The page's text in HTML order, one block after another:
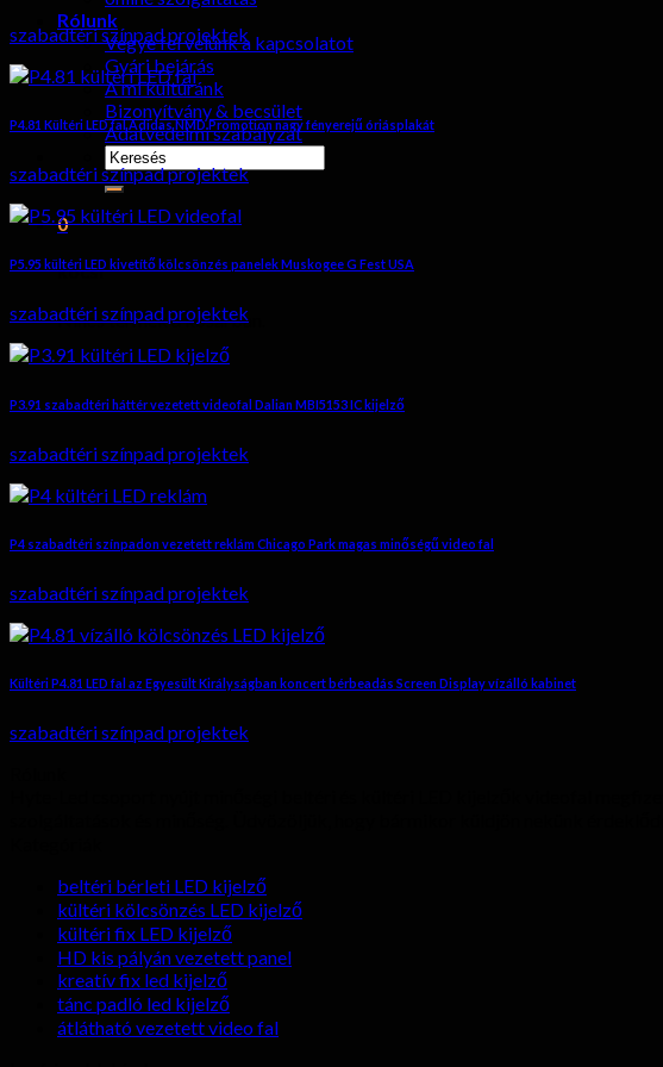
Rólunk
Vegye fel velünk a kapcsolatot
Gyári bejárás
A mi kultúránk
Bizonyítvány & becsület
Adatvédelmi szabályzat
keresése:
0
kocsi
Nincs termék a kosárban.
szabadtéri színpad projektek
P4.81 Kültéri LED fal Adidas NMD Promotion nagy fényerejű óriásplakát
szabadtéri színpad projektek
P5.95 kültéri LED kivetítő kölcsönzés panelek Muskogee G Fest USA
szabadtéri színpad projektek
P3.91 szabadtéri háttér vezetett videofal Dalian MBI5153 IC kijelző
szabadtéri színpad projektek
P4 szabadtéri színpadon vezetett reklám Chicago Park magas minőségű video fal
szabadtéri színpad projektek
Kültéri P4.81 LED fal az Egyesült Királyságban koncert bérbeadás Screen Display vízálló kabinet
szabadtéri színpad projektek
beltéri bérleti LED kijelző
kültéri kölcsönzés LED kijelző
kültéri fix LED kijelző
HD kis pályán vezetett panel
kreatív fix led kijelző
tánc padló led kijelző
átlátható vezetett video fal